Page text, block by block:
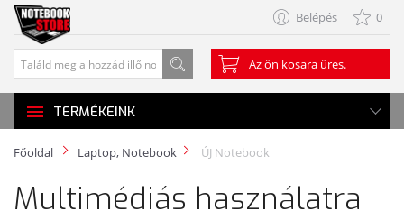
Belépés 0
Az ön kosara üres.
TERMÉKEINK
Főoldal Laptop, Notebook ÚJ Notebook
Multimédiás használatra